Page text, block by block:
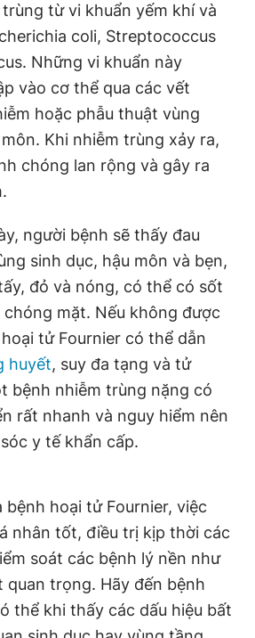
từ vi khuẩn yếm khí và
coli, Streptococcus
Những vi khuẩn này
vào cơ thể qua các vết
hoặc phẫu thuật vùng
Khi nhiễm trùng xảy ra,
chóng lan rộng và gây ra
người bệnh sẽ thấy đau
sinh dục, hậu môn và bẹn,
đỏ và nóng, có thể có sốt
chóng mặt. Nếu không được
tử Fournier có thể dẫn
huyết, suy đa tạng và tử
bệnh nhiễm trùng nặng có
rất nhanh và nguy hiểm nên
y tế khẩn cấp.
hoại tử Fournier, việc
nhân tốt, điều trị kịp thời các
soát các bệnh lý nền như
quan trọng. Hãy đến bệnh
thể khi thấy các dấu hiệu bất